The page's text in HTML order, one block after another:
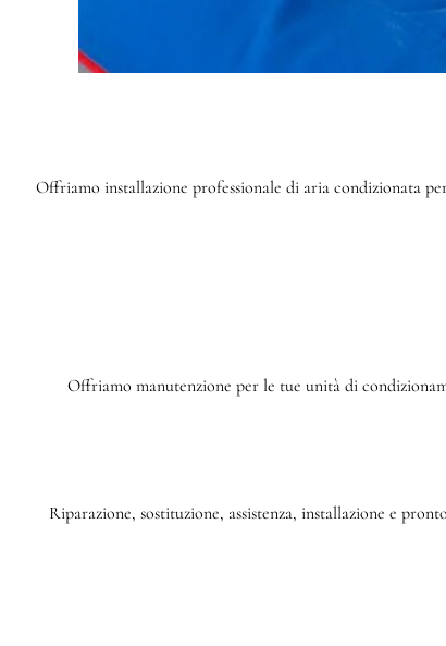
Offriamo installazione professionale di aria condizionata
Offriamo manutenzione per le tue unità di
Riparazione, sostituzione, assistenza, installazione e